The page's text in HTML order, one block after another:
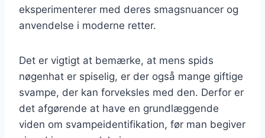
eksperimenterer med deres smagsnuancer og
anvendelse i moderne retter.
Det er vigtigt at bemærke, at mens spids
nøgenhat er spiselig, er der også mange giftige
svampe, der kan forveksles med den. Derfor er
det afgørende at have en grundlæggende
viden om svampeidentifikation, før man begiver